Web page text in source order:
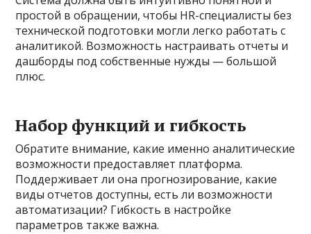
простой в обращении, чтобы HR-специалисты без
технической подготовки могли легко работать с
аналитикой. Возможность настраивать отчеты и
дашборды под собственные нужды — большой
плюс.
Набор функций и гибкость
Обратите внимание, какие именно аналитические
возможности предоставляет платформа.
Поддерживает ли она прогнозирование, какие
виды отчетов доступны, есть ли возможности
автоматизации? Гибкость в настройке
параметров также важна.